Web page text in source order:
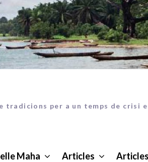
tradicions per a un temps de crisi
Maha Articles